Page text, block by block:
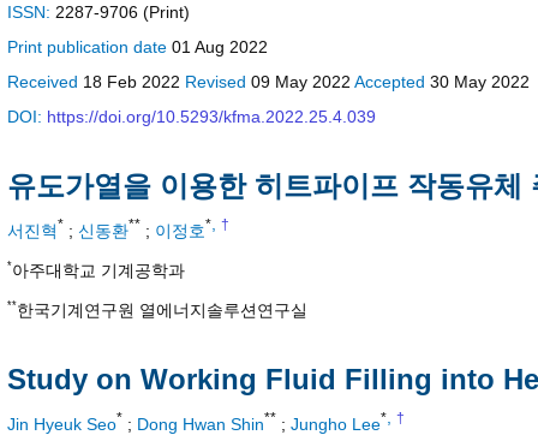
ISSN: 2287-9706 (Print)
Print publication date 01 Aug 2022
Received 18 Feb 2022 Revised 09 May 2022 Accepted 30 May 2022
DOI: https://doi.org/10.5293/kfma.2022.25.4.039
유도가열을 이용한 히트파이프 작동유체
서진혁* ; 신동환** ; 이정호* †
*아주대학교 기계공학과
**한국기계연구원 열에너지솔루션연구실
Study on Working Fluid Filling into
Jin Hyeuk Seo* ; Dong Hwan Shin** ; Jungho Lee* †